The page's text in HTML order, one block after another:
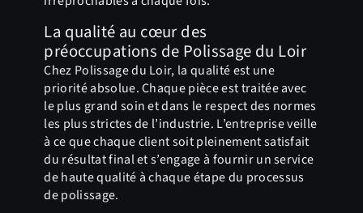
La qualité au cœur des
préoccupations de Polissage du Loir
Chez Polissage du Loir, la qualité est une
priorité absolue. Chaque pièce est traitée avec
le plus grand soin et dans le respect des normes
les plus strictes de l’industrie. L’entreprise veille
à ce que chaque client soit pleinement satisfait
du résultat final et s’engage à fournir un service
de haute qualité à chaque étape du processus
de polissage.